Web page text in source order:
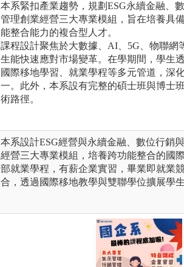
本系緊扣產業趨勢，規劃ESG永續金融、
管理創業經營三大專業模組，旨在培養具
能整合能力的複合型人才。
課程設計聚焦於大數據、AI、5G、物聯網
生能快速應對市場變革。在學期間，學生
國際移地學習、就業學程等多元管道，深
一。此外，本系設有完整的碩士班與博士
術路徑。
本系設計ESG經營與永續金融、數位行銷
經營三大專業模組，培養跨功能整合的國
部就業學程，有薪企業實習，畢業即就業
合，透過國際移地教學與雙聯學位擴展學生